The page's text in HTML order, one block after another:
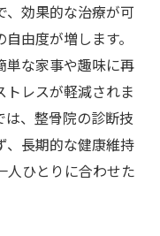
、効果的な治療が可
由度が増します。
単な家事や趣味に再
トレスが軽減されま
は、整骨院の診断技
、長期的な健康維持
人ひとりに合わせた